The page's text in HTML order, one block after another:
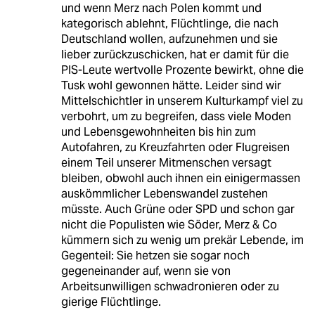
und wenn Merz nach Polen kommt und
kategorisch ablehnt, Flüchtlinge, die nach
Deutschland wollen, aufzunehmen und sie
lieber zurückzuschicken, hat er damit für die
PIS-Leute wertvolle Prozente bewirkt, ohne die
Tusk wohl gewonnen hätte. Leider sind wir
Mittelschichtler in unserem Kulturkampf viel zu
verbohrt, um zu begreifen, dass viele Moden
und Lebensgewohnheiten bis hin zum
Autofahren, zu Kreuzfahrten oder Flugreisen
einem Teil unserer Mitmenschen versagt
bleiben, obwohl auch ihnen ein einigermassen
auskömmlicher Lebenswandel zustehen
müsste. Auch Grüne oder SPD und schon gar
nicht die Populisten wie Söder, Merz & Co
kümmern sich zu wenig um prekär Lebende, im
Gegenteil: Sie hetzen sie sogar noch
gegeneinander auf, wenn sie von
Arbeitsunwilligen schwadronieren oder zu
gierige Flüchtlinge.